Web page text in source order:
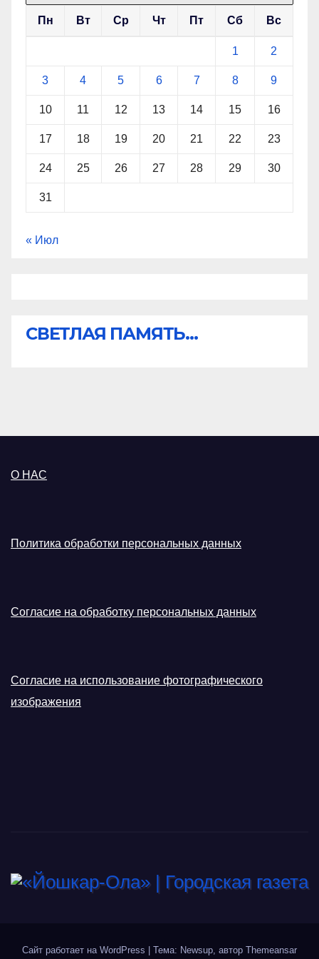
Пн Вт Ср Чт Пт Сб Вс
1 2
3 4 5 6 7 8 9
10 11 12 13 14 15 16
17 18 19 20 21 22 23
24 25 26 27 28 29 30
31
« Июл
СВЕТЛАЯ ПАМЯТЬ...
О НАС
Политика обработки персональных данных
Согласие на обработку персональных данных
Согласие на использование фотографического
изображения
Сайт работает на WordPress Тема: Newsup, автор Themeansar